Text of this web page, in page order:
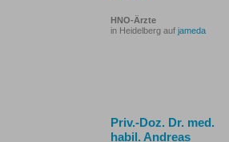
HNO-Ärzte
in Heidelberg auf jameda
Priv.-Doz. Dr. med.
habil. Andreas